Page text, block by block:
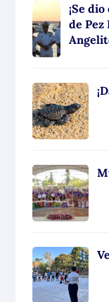
¡Se
de Pez